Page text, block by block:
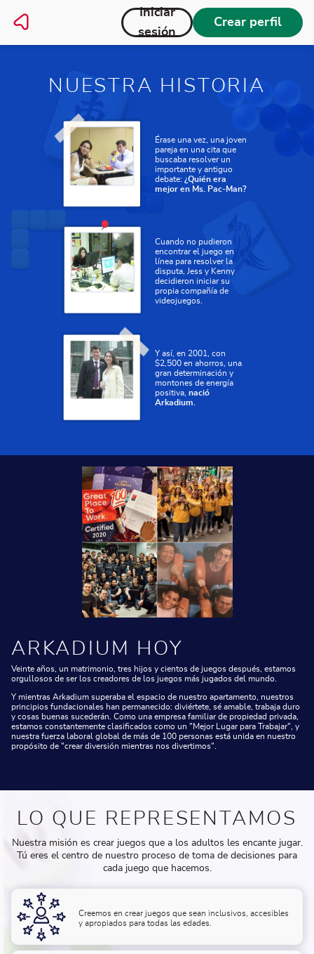
Iniciar
sesión
Crear perfil
NUESTRA HISTORIA
Érase una vez, una joven
pareja en una cita que
buscaba resolver un
importante y antiguo
debate:¿Quién era
mejor en Ms. Pac-Man?
Cuando no pudieron
encontrar el juego en
línea para resolver la
disputa, Jess y Kenny
decidieron iniciar su
propia compañía de
videojuegos.
Y así, en 2001, con
$2,500 en ahorros, una
gran determinación y
montones de energía
positiva,nació
Arkadium.
ARKADIUM HOY
Veinte años, un matrimonio, tres hijos y cientos de juegos después, estamos
orgullosos de ser los creadores de los juegos más jugados del mundo.
Y mientras Arkadium superaba el espacio de nuestro apartamento, nuestros
principios fundacionales han permanecido: diviértete, sé amable, trabaja duro
y cosas buenas sucederán. Como una empresa familiar de propiedad privada,
estamos constantemente clasificados como un "Mejor Lugar para Trabajar", y
nuestra fuerza laboral global de más de 100 personas está unida en nuestro
propósito de "crear diversión mientras nos divertimos".
LO QUE REPRESENTAMOS
Nuestra misión es crear juegos que a los adultos les encante jugar.
Tú eres el centro de nuestro proceso de toma de decisiones para
cada juego que hacemos.
Creemos en crear juegos que sean inclusivos, accesibles
y apropiados para todas las edades.